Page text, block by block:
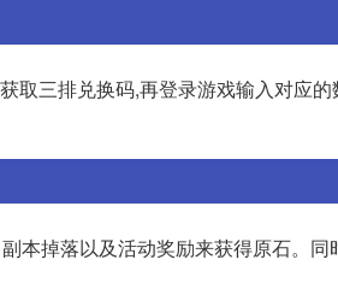
取三排兑换码,再登录游戏输入对应
本掉落以及活动奖励来获得原石。